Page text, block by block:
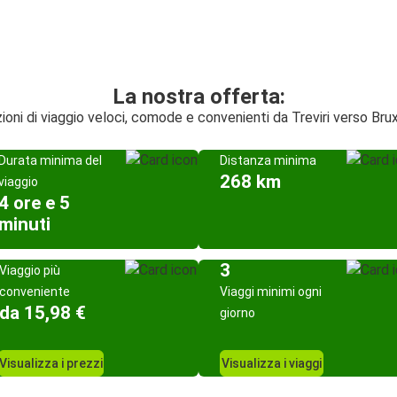
La nostra offerta:
di viaggio veloci, comode e convenienti da Treviri verso
Durata minima del
ore e 5
minuti
Distanza minima
268 km
Viaggio più
conveniente
da 15,98 €
Visualizza i prezzi
3
Viaggi minimi ogni
giorno
Visualizza i viaggi